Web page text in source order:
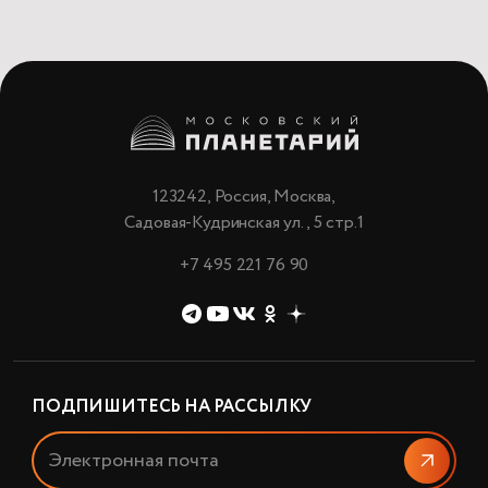
123242, Россия, Москва,
Садовая-Кудринская ул., 5 стр.1
+7 495 221 76 90
ПОДПИШИТЕСЬ НА РАССЫЛКУ